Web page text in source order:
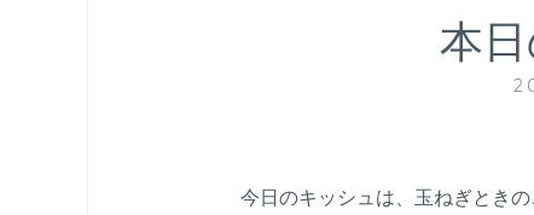
本
今日のキッシュは、玉ねぎとき